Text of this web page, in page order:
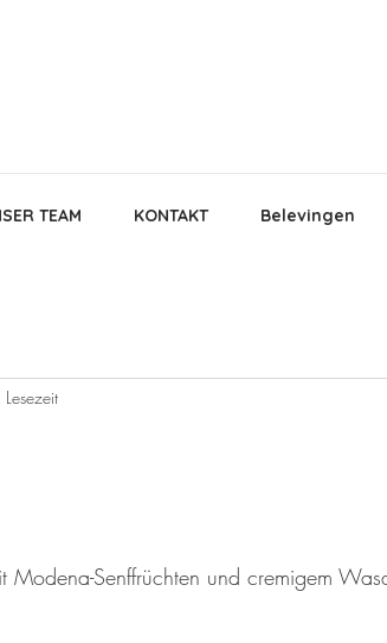
TEAM KONTAKT Belevingen
Modena-Senffrüchten und cremigem